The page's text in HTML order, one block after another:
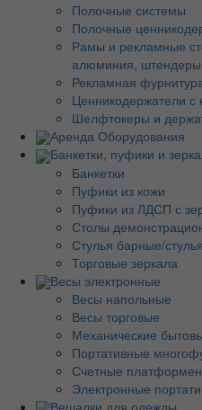
Полочные системы
Полочные
Рамы и рекламные
алюминия,
Рекламная
Ценникодержатели с
Шелфтокеры и
Аренда Оборудования
Банкетки, пуфики и
Банкетки
Пуфики из кожи
Пуфики из ЛДСП с
Столы
Стулья барные/
Торговые зеркала
Весы электронные
Весы напольные
Весы торговые
Механические
Портативные
Счетные
Электронные
Вешалки для одежды